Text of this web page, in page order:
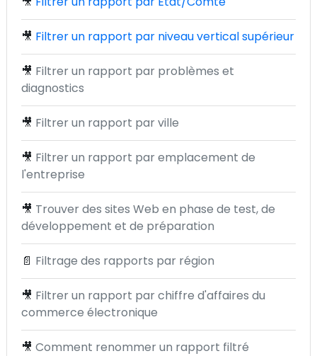
🎥 Filtrer un rapport par niveau vertical supérieur
🎥 Filtrer un rapport par problèmes et
diagnostics
🎥 Filtrer un rapport par ville
🎥 Filtrer un rapport par emplacement de
l'entreprise
🎥 Trouver des sites Web en phase de test, de
développement et de préparation
📄 Filtrage des rapports par région
🎥 Filtrer un rapport par chiffre d'affaires du
commerce électronique
🎥 Comment renommer un rapport filtré